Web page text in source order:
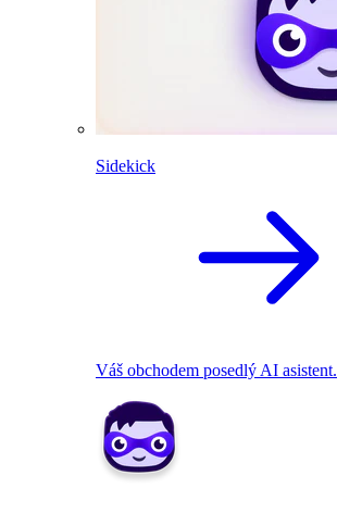
Sidekick
Váš obchodem posedlý AI asistent.